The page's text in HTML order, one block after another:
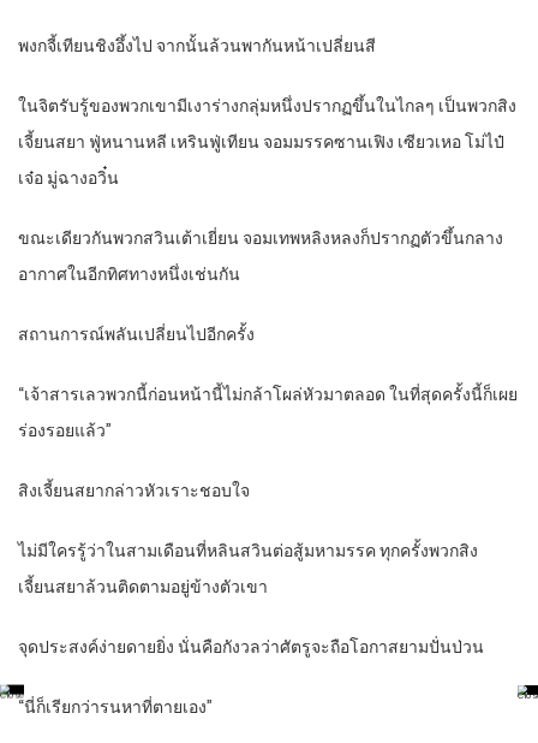
พงกจี้เทียนชิงอึ้งไป จากนั้นล้วนพากันหน้าเปลี่ยนสี
ในจิตรับรู้ของพวกเขามีเงาร่างกลุ่มหนึ่งปรากฏขึ้นในไกลๆ เป็นพวกสิง
เจี้ยนสยา ฟู่หนานหลี เหรินฟู่เทียน จอมมรรคซานเฟิง เซียวเหอ โม่ไป๋
เจ๋อ มู่ฉางอวิ๋น
ขณะเดียวกันพวกสวินเต้าเยี่ยน จอมเทพหลิงหลงก็ปรากฏตัวขึ้นกลาง
อากาศในอีกทิศทางหนึ่งเช่นกัน
สถานการณ์พลันเปลี่ยนไปอีกครั้ง
“เจ้าสารเลวพวกนี้ก่อนหน้านี้ไม่กล้าโผล่หัวมาตลอด ในที่สุดครั้งนี้ก็เผย
ร่องรอยแล้ว”
สิงเจี้ยนสยากล่าวหัวเราะชอบใจ
ไม่มีใครรู้ว่าในสามเดือนที่หลินสวินต่อสู้มหามรรค ทุกครั้งพวกสิง
เจี้ยนสยาล้วนติดตามอยู่ข้างตัวเขา
จุดประสงค์ง่ายดายยิ่ง นั่นคือกังวลว่าศัตรูจะถือโอกาสยามปั่นป่วน
“นี่ก็เรียกว่ารนหาที่ตายเอง”